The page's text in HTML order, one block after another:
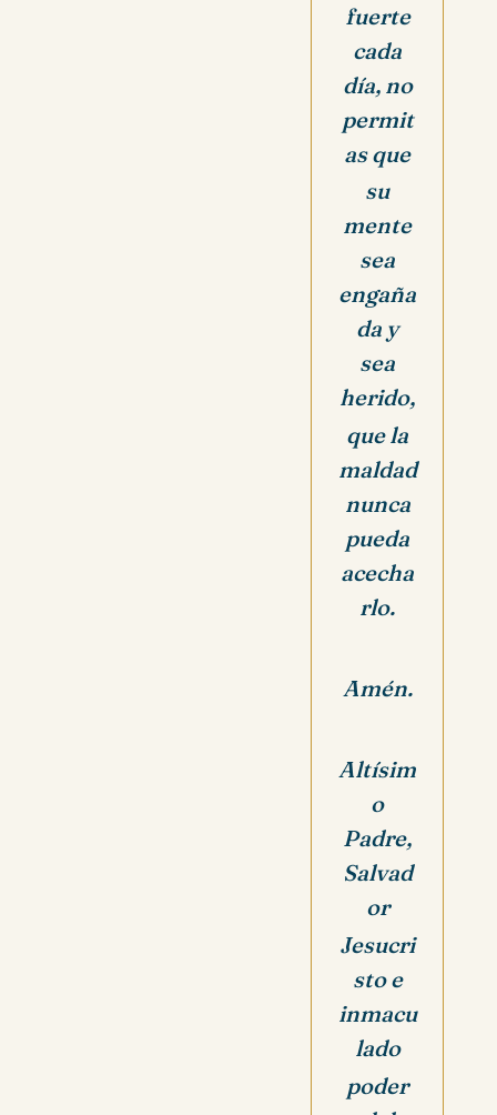
fuerte
cada
día, no
permit
as que
su
mente
sea
engaña
da y
sea
herido,
que la
maldad
nunca
pueda
acecha
rlo.
Amén.
Altísim
o
Padre,
Salvad
or
Jesucri
sto e
inmacu
lado
poder